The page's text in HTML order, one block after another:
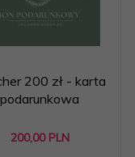
200 zł - karta
podarunkowa
200,00 PLN